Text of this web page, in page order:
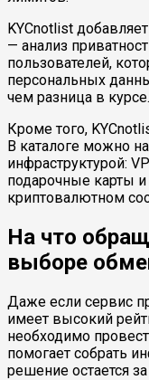
KYCnotlist
— анализ
пользователей,
персональных
чем разница в курсе.
Кроме того,
В каталоге можно
инфраструктурой:
подарочные карты
криптовалютном
На что
выборе
Даже если сервис
имеет высокий
необходимо
помогает собрать
решение остается